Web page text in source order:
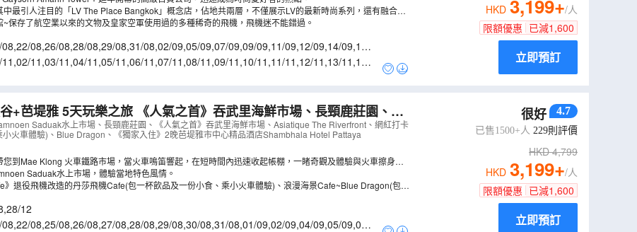
中最引人注目的「LV The Place Bangkok」概念店，佔地共兩層，不僅展示LV的最新時尚系列，還有融合藝
式展覽。
保存了航空業以來的文物及皇家空軍使用過的多種稀奇的飛機，飛機迷不能錯過。
,22/08,26/08,28/08,29/08,31/08,02/09,05/09,07/09,09/09,11/09,12/09,14/09,16/0
21/09,23/09,25/09,26/09
,02/11 ,03/11 ,04/11 ,05/11 ,06/11 ,07/11 ,08/11 ,09/11 ,10/11 ,11/11 ,12/11 ,13/11 ,14/1
HKD 3,199+/人
限額優惠 已減1,600
立即預訂
堤雅 5天玩樂之旅 《人氣之首》吞武里海鮮市場、長頸鹿莊園、
Mae Klong 火車鐵路市場、乘小船漫遊Damnoen Saduak水上市場、
~丹莎飛機（ABBBJ05W）
Saduak水上市場、長頸鹿莊園、《人氣之首》吞武里海鮮市場、Asiatique The Riverfront、網紅打卡
火車體驗)、Blue Dragon、《獨家入住》2晚芭堤雅市中心精品酒店Shambhala Hotel Pattaya
您到Mae Klong 火車鐵路市場，當火車鳴笛響起，在短時間內迅速收起帳棚，一睹奇觀及體驗與火車擦身而
Saduak水上市場，體驗當地特色風情。
》退役飛機改造的丹莎飛機Cafe(包一杯飲品及一份小食、乘小火車體驗)、浪漫海景Cafe~Blue Dragon(包一
,28/12
,22/08,25/08,26/08,27/08,28/08,29/08,30/08,31/08,01/09,02/09,04/09,05/09,06/0
很好 4.7
已售1500+人 229則評價
HKD4,799
HKD 3,199+/人
限額優惠 已減1,600
立即預訂